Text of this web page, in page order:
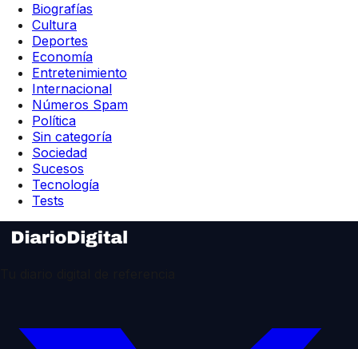
Biografías
Cultura
Deportes
Economía
Entretenimiento
Internacional
Números Spam
Política
Sin categoría
Sociedad
Sucesos
Tecnología
Tests